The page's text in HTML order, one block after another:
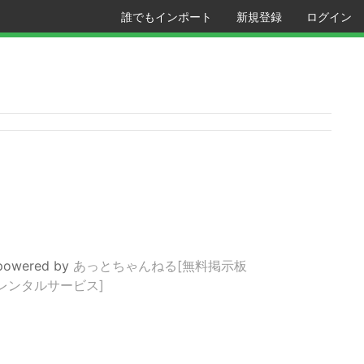
誰でもインポート 新規登録 ログイン
by あっとちゃんねる[無料掲示板
ンタルサービス]